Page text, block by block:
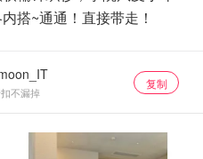
搭~通通！直接带走！
不漏掉
复制